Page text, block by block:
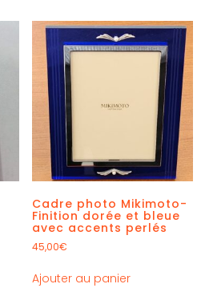
Cadre photo Mikimoto-
Finition dorée et bleue
avec accents perlés
45,00€
Ajouter au panier